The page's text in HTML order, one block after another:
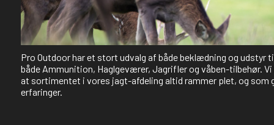
Pro Outdoor har et stort udvalg af både beklædning og udstyr
både Ammunition, Haglgeværer, Jagrifler og våben-tilbehør.
at sortimentet i vores jagt-afdeling altid rammer plet, og som
erfaringer.